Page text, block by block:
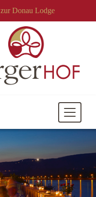
zur Donau Lodge
Mobile